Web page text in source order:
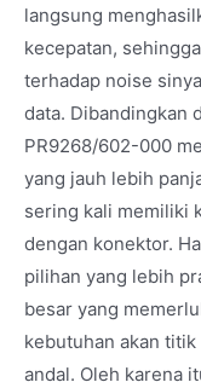
langsung
kecepatan,
terhadap noise
data. Dibandingkan
PR9268/602-000
yang jauh lebih
sering kali memiliki
dengan konektor.
pilihan yang lebih
besar yang
kebutuhan akan
andal. Oleh karena